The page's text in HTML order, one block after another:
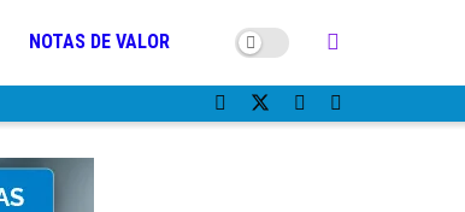
NOTAS DE VALOR